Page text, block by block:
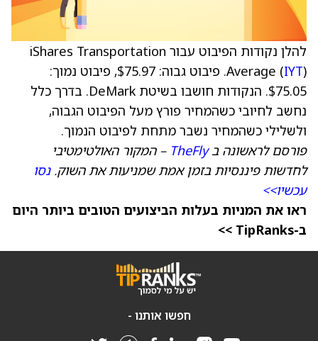
להלן נקודות הפיבוט עבור iShares Transportation
Average (IYT
). פיבוט גבוה: $75.97, פיבוט נמוך:
$75.05. הנקודות חושבו בשיטת DeMark. בדרך כלל
נחשב לחיובי כשהמחיר פורץ מעל הפיבוט הגבוה,
ולשלילי כשהמחיר נשבר מתחת לפיבוט הנמוך.
פורסם לראשונה בTheFly – המקור האולטימטיבי
לחדשות פיננסיות בזמן אמת שמניעות את השוק.נסו
עכשיו>>
ראו את המניות בעלות הביצועים הטובים ביותר היום
ב-TipRanks >>
חפשו אותנו -